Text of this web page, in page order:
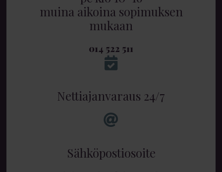
muina aikoina sopimuksen
mukaan
014 522 511
Nettiajanvaraus 24/7
Sähköpostiosoite